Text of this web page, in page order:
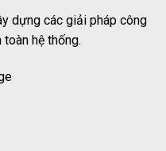
dựng các giải pháp công
hệ thống.